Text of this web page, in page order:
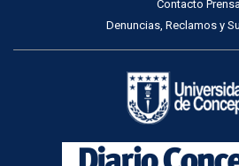
Contacto
Denuncias, Reclamos y